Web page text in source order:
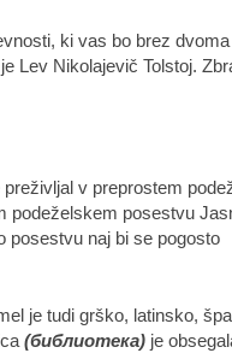
ki vas bo brez dvoma
Lev Nikolajevič Tolstoj.
preživljal v preprostem
podeželskem posestvu
posestvu naj bi se pogosto
je tudi grško, latinsko,
(библиотека) je